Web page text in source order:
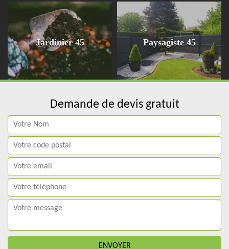
Jardinier 45 Paysagiste 45
Demande de devis gratuit